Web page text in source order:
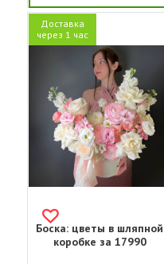
Доставка
через 1 час
Боска: цветы в шляпной
коробке за 17990